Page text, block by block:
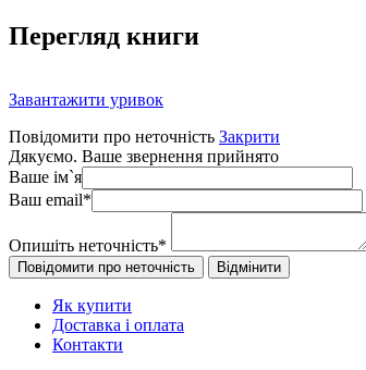
Перегляд книги
Завантажити уривок
Повідомити про неточність Закрити
Дякуємо. Ваше звернення прийнято
Ваше ім`я
Ваш email*
Опишіть неточність*
Як купити
Доставка і оплата
Контакти